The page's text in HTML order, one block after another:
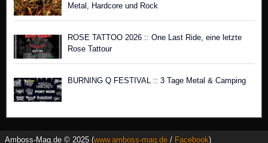
Metal, Hardcore und Rock
ROSE TATTOO 2026 :: One Last Ride, eine letzte
Rose Tattour
BURNING Q FESTIVAL :: 3 Tage Metal & Camping
Amboss-Mag.de © 2025 (www.amboss-mag.de / Facebook)